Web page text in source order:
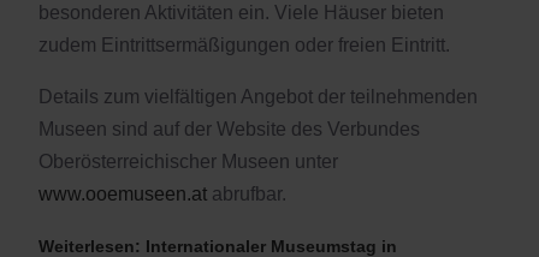
besonderen Aktivitäten ein. Viele Häuser bieten
zudem Eintrittsermäßigungen oder freien Eintritt.
Details zum vielfältigen Angebot der teilnehmenden
Museen sind auf der Website des Verbundes
Oberösterreichischer Museen unter
www.ooemuseen.at abrufbar.
Weiterlesen: Internationaler Museumstag in